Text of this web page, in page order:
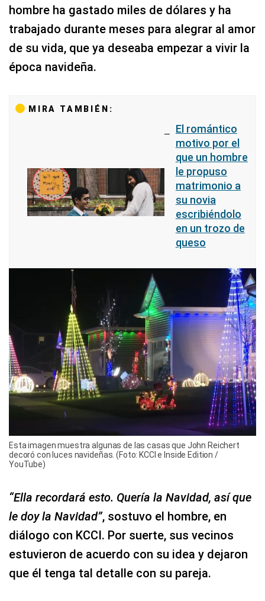
hombre ha gastado miles de dólares y ha
trabajado durante meses para alegrar al amor
de su vida, que ya deseaba empezar a vivir la
época navideña.
MIRA TAMBIÉN:
El romántico
motivo por el
que un hombre
le propuso
matrimonio a
su novia
escribiéndolo
en un trozo de
queso
Esta imagen muestra algunas de las casas que John Reichert
decoró con luces navideñas. (Foto: KCCI e Inside Edition /
YouTube)
“Ella recordará esto. Quería la Navidad, así que
le doy la Navidad”, sostuvo el hombre, en
diálogo con KCCI. Por suerte, sus vecinos
estuvieron de acuerdo con su idea y dejaron
que él tenga tal detalle con su pareja.